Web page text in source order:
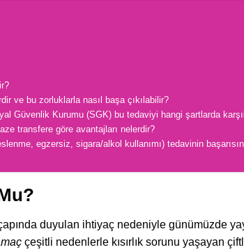
ve bu zorluklarla nasıl başa çıkılabilir?
Güvenlik Kurumu (SGK) bu tedaviyi hangi şartlarda
transfere göre avantajları nelerdir?
egzersiz, sigara/alkol kullanımı) tedavinin
duyulan ihtiyaç nedeniyle günümüzde
çeşitli nedenlerle kısırlık sorunu yaşayan